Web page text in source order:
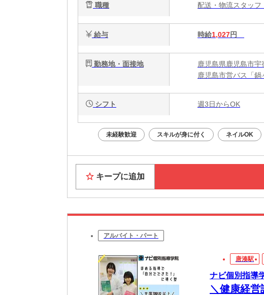
職種 配送・物流スタッフ
給与 時給1,027円
勤務地・面接地
鹿児島県鹿児島市
鹿児島市営バス「
シフト 週3日からOK
未経験歓迎 スキルが身に付く ネイルOK
キープに追加
アルバイト・パート
唐湊駅
ナビ個別指導
＼健康経営